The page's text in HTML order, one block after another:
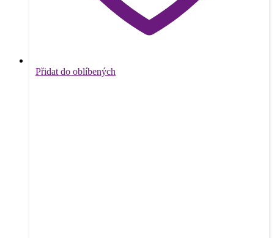
Přidat do oblíbených